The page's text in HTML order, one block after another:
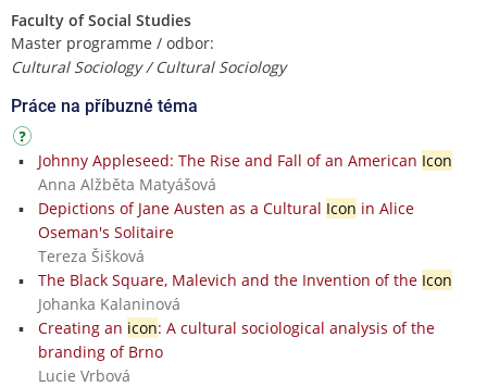
Faculty of Social Studies
Master programme / odbor:
Cultural Sociology / Cultural Sociology
Práce na příbuzné téma
Johnny Appleseed: The Rise and Fall of an American Icon
Anna Alžběta Matyášová
Depictions of Jane Austen as a Cultural Icon in Alice
Oseman's Solitaire
Tereza Šišková
The Black Square, Malevich and the Invention of the Icon
Johanka Kalaninová
Creating an icon: A cultural sociological analysis of the
branding of Brno
Lucie Vrbová